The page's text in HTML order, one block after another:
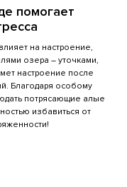
на дровах)
помогает
на настроение,
озера – уточками,
настроение после
Благодаря особому
потрясающие алые
избавиться от